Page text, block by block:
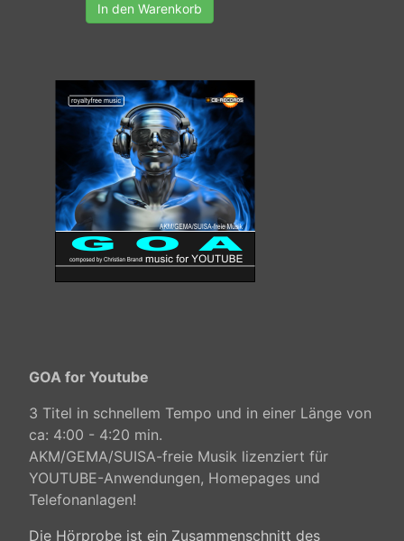
In den Warenkorb
GOA for Youtube
3 Titel in schnellem Tempo und in einer Länge von
ca: 4:00 - 4:20 min.
AKM/GEMA/SUISA-freie Musik lizenziert für
YOUTUBE-Anwendungen, Homepages und
Telefonanlagen!
Die Hörprobe ist ein Zusammenschnitt des